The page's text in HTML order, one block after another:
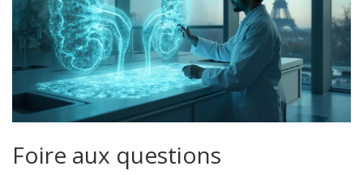
Foire aux questions